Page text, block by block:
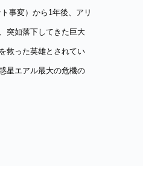
事変）から1年後、アリ
突如落下してきた巨大
救った英雄とされてい
星エアル最大の危機の